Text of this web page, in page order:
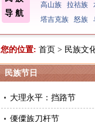
导 航
高山族
拉祜族
塔吉克族
怒族
您的位置: 首页 > 民族文
民族节日
大理永平：挡路节
傈僳族刀杆节